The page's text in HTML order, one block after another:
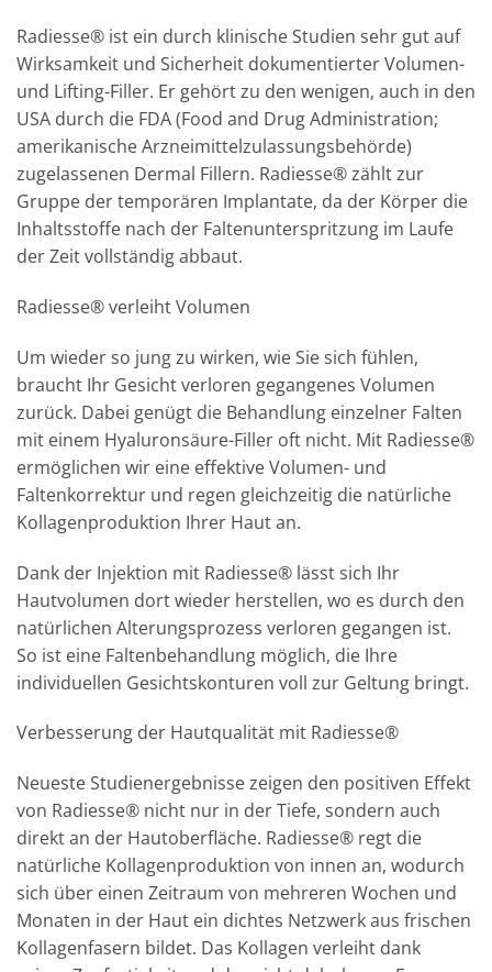
Radiesse® ist ein durch klinische Studien sehr gut auf
Wirksamkeit und Sicherheit dokumentierter Volumen-
und Lifting-Filler. Er gehört zu den wenigen, auch in den
USA durch die FDA (Food and Drug Administration;
amerikanische Arzneimittelzulassungsbehörde)
zugelassenen Dermal Fillern. Radiesse® zählt zur
Gruppe der temporären Implantate, da der Körper die
Inhaltsstoffe nach der Faltenunterspritzung im Laufe
der Zeit vollständig abbaut.
Radiesse® verleiht Volumen
Um wieder so jung zu wirken, wie Sie sich fühlen,
braucht Ihr Gesicht verloren gegangenes Volumen
zurück. Dabei genügt die Behandlung einzelner Falten
mit einem Hyaluronsäure-Filler oft nicht. Mit Radiesse®
ermöglichen wir eine effektive Volumen- und
Faltenkorrektur und regen gleichzeitig die natürliche
Kollagenproduktion Ihrer Haut an.
Dank der Injektion mit Radiesse® lässt sich Ihr
Hautvolumen dort wieder herstellen, wo es durch den
natürlichen Alterungsprozess verloren gegangen ist.
So ist eine Faltenbehandlung möglich, die Ihre
individuellen Gesichtskonturen voll zur Geltung bringt.
Verbesserung der Hautqualität mit Radiesse®
Neueste Studienergebnisse zeigen den positiven Effekt
von Radiesse® nicht nur in der Tiefe, sondern auch
direkt an der Hautoberfläche. Radiesse® regt die
natürliche Kollagenproduktion von innen an, wodurch
sich über einen Zeitraum von mehreren Wochen und
Monaten in der Haut ein dichtes Netzwerk aus frischen
Kollagenfasern bildet. Das Kollagen verleiht dank